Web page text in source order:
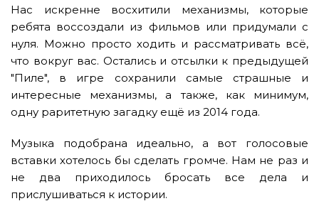
Нас искренне восхитили механизмы, которые
ребята воссоздали из фильмов или придумали с
нуля. Можно просто ходить и рассматривать всё,
что вокруг вас. Остались и отсылки к предыдущей
"Пиле", в игре сохранили самые страшные и
интересные механизмы, а также, как минимум,
одну раритетную загадку ещё из 2014 года.
Музыка подобрана идеально, а вот голосовые
вставки хотелось бы сделать громче. Нам не раз и
не два приходилось бросать все дела и
прислушиваться к истории.